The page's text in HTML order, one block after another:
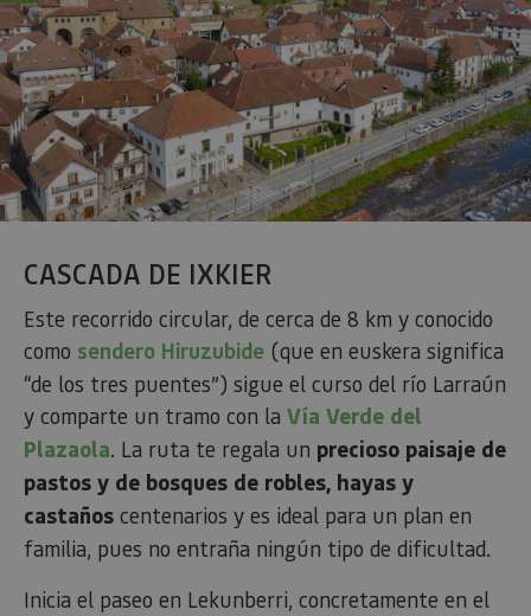
CASCADA DE IXKIER
Este recorrido circular, de cerca de 8 km y conocido
como sendero Hiruzubide (que en euskera significa
“de los tres puentes”) sigue el curso del río Larraún
y comparte un tramo con la Vía Verde del
Plazaola. La ruta te regala un precioso paisaje de
pastos y de bosques de robles, hayas y
castaños centenarios y es ideal para un plan en
familia, pues no entraña ningún tipo de dificultad.
Inicia el paseo en Lekunberri, concretamente en el
_ga_V2BZ6ZS61P
.visitnavarra.es 1 año 1 mes
Google
utiliza
cookie
estado
sesión.
_pk_ses.59.3f34
www.visitnavarra.es 30 minutos
Este
cookie
análisis
código
Piwik.
de los
y medir
sitio. Es
cookie
es
una
el
cookie.